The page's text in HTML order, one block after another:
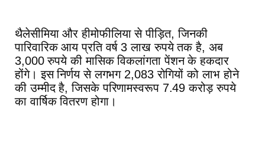
थैलेसीमिया और हीमोफीलिया से पीड़ित, जिनकी
पारिवारिक आय प्रति वर्ष 3 लाख रुपये तक है, अब
3,000 रुपये की मासिक विकलांगता पेंशन के हकदार
होंगे। इस निर्णय से लगभग 2,083 रोगियों को लाभ होने
की उम्मीद है, जिसके परिणामस्वरूप 7.49 करोड़ रुपये
का वार्षिक वितरण होगा।